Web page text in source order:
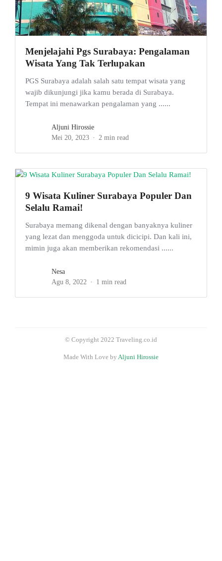
Menjelajahi Pgs Surabaya: Pengalaman
Wisata Yang Tak Terlupakan
PGS Surabaya adalah salah satu tempat wisata yang
wajib dikunjungi jika kamu berada di Surabaya.
Tempat ini menawarkan pengalaman yang ......
Aljuni Hirossie
Mei 20, 2023
2 min read
9 Wisata Kuliner Surabaya Populer Dan
Selalu Ramai!
Surabaya memang dikenal dengan banyaknya kuliner
yang lezat dan menggoda untuk dicicipi. Dan kali ini,
mimin juga akan memberikan rekomendasi ......
Nesa
Agu 8, 2022
1 min read
© Copyright 2022 Traveling.co.id
Made With Love by Aljuni Hirossie